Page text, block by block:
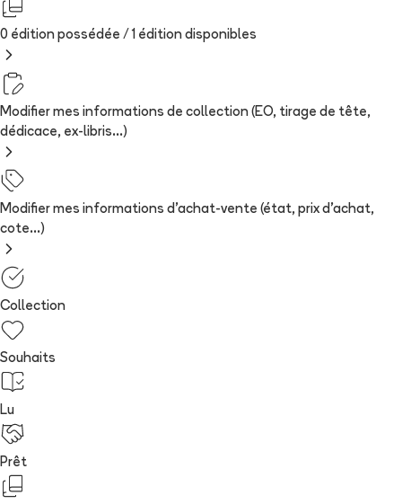
0 édition possédée / 1 édition disponibles
Modifier mes informations de collection (EO, tirage de tête,
dédicace, ex-libris...)
Modifier mes informations d'achat-vente (état, prix d'achat,
cote...)
Collection
Souhaits
Lu
Prêt